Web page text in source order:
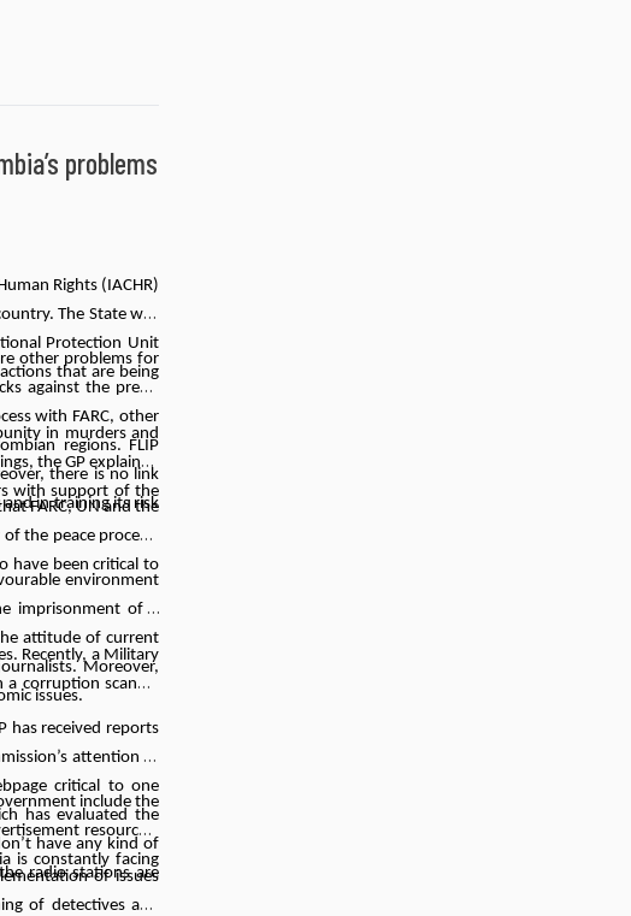
problems
Rights (IACHR)
The State was
Protection Unit
that are being
other problems for
against the press.
with FARC, other
regions. FLIP
there is no link
and in training its risk
in murders and
the GP explained
with support of the
FARC, UN and the
the peace process.
have been critical to
environment
imprisonment of a
attitude of current
Moreover,
issues.
Recently, a Military
corruption scandal
has received reports
attention to
critical to one
has evaluated the
have any kind of
radio stations are
include the
resources.
is constantly facing
of issues
of detectives and